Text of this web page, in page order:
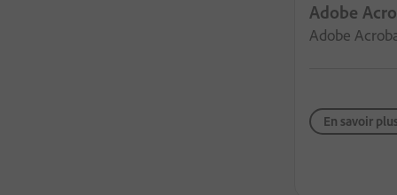
Adobe
Adobe
En savoir